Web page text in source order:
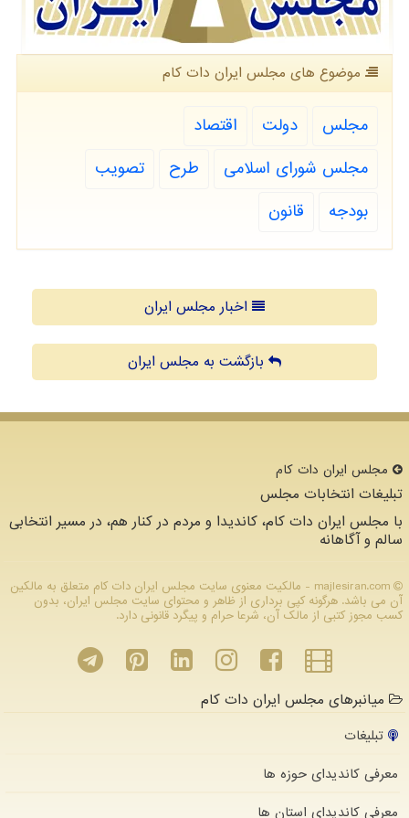
موضوع های مجلس ایران دات كام
مجلس دولت
اقتصاد
مجلس شورای اسلامی
طرح
تصویب
بودجه
قانون
اخبار مجلس ایران
بازگشت به مجلس ایران
مجلس ایران دات كام
تبلیغات انتخابات مجلس
با مجلس ایران دات کام، کاندیدا و مردم در کنار هم، در مسیر انتخابی
سالم و آگاهانه
majlesiran.com - مالکیت معنوی سایت مجلس ایران دات كام متعلق به مالکین
آن می باشد. هرگونه کپی برداری از ظاهر و محتوای سایت مجلس ایران، بدون
کسب مجوز کتبی از مالک آن، شرعا حرام و پیگرد قانونی دارد.
میانبرهای مجلس ایران دات کام
تبلیغات
معرفی کاندیدای حوزه ها
معرفی کاندیدای استان ها